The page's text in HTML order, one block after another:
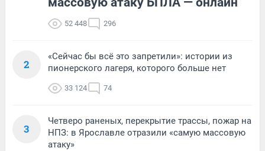
52 448 296
2
«Сейчас бы всё это запретили»: истории из
пионерского лагеря, которого больше нет
33 124 74
3
Четверо раненых, перекрытие трассы, пожар на
НПЗ: в Ярославле отразили «самую массовую
атаку»